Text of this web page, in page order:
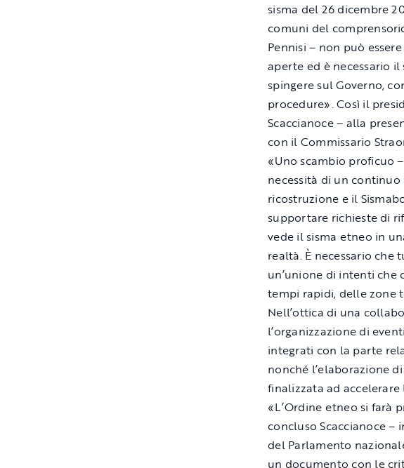
sisma del 26 dicembre
comuni del
Pennisi – non può
aperte ed è necessario
spingere sul Governo,
procedure». Così il
Scaccianoce – alla
con il Commissario
«Uno scambio proficuo
necessità di un
ricostruzione e il
supportare richieste di
vede il sisma etneo in
realtà. È necessario
un’unione di intenti che
tempi rapidi, delle zone
Nell’ottica di una
l’organizzazione di
integrati con la parte
nonché l’elaborazione
finalizzata ad accelerare
«L’Ordine etneo si farà
concluso Scaccianoce
del Parlamento
un documento con le